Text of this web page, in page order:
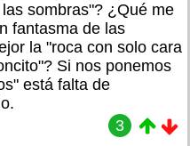
sombras"? ¿Qué me
fantasma de las
la "roca con solo cara
Si nos ponemos
está falta de
3